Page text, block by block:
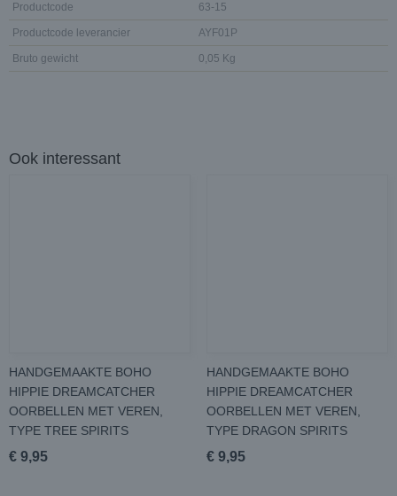
Productcode 63-15
Productcode leverancier AYF01P
Bruto gewicht 0,05 Kg
Ook interessant
HANDGEMAAKTE BOHO
HIPPIE DREAMCATCHER
OORBELLEN MET VEREN,
TYPE TREE SPIRITS
€ 9,95
HANDGEMAAKTE BOHO
HIPPIE DREAMCATCHER
OORBELLEN MET VEREN,
TYPE DRAGON SPIRITS
€ 9,95